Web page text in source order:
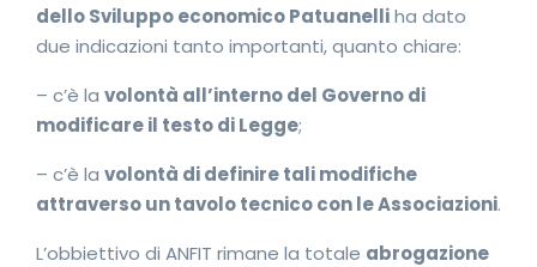
dello Sviluppo economico Patuanelliha dato
due indicazioni tanto importanti, quanto chiare:
– c’è la volontà all’interno del Governo di
modificare il testo di Legge;
– c’è la volontà di definire tali modifiche
attraverso un tavolo tecnico con le Associazioni.
L’obbiettivo di ANFIT rimane la totale abrogazione